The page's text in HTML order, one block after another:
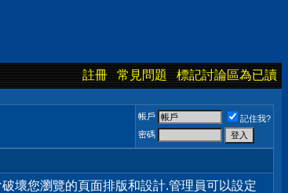
註冊 常見問題 標記討論區為已讀
帳戶
記住我?
密碼
壞您瀏覽的頁面排版和設計.管理員可以設定